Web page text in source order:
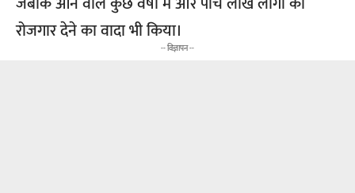
रोजगार देने का वादा भी किया।
-- विज्ञापन --